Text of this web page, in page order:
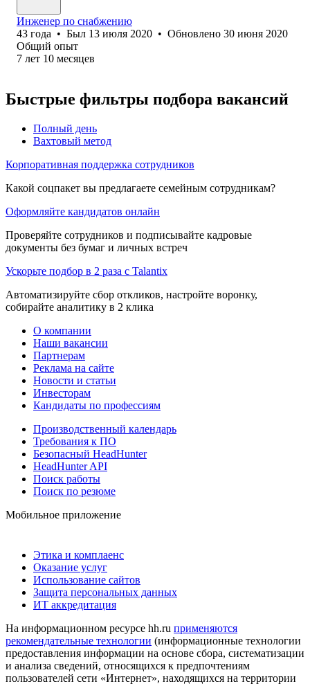
Инженер по снабжению
43 года • Был 13 июля 2020 • Обновлено 30 июня 2020
Общий опыт
7 лет 10 месяцев
Быстрые фильтры подбора вакансий
Полный день
Вахтовый метод
Корпоративная поддержка сотрудников
Какой соцпакет вы предлагаете семейным сотрудникам?
Оформляйте кандидатов онлайн
Проверяйте сотрудников и подписывайте кадровые
документы без бумаг и личных встреч
Ускорьте подбор в 2 раза с Talantix
Автоматизируйте сбор откликов, настройте воронку,
собирайте аналитику в 2 клика
О компании
Наши вакансии
Партнерам
Реклама на сайте
Новости и статьи
Инвесторам
Кандидаты по профессиям
Производственный календарь
Требования к ПО
Безопасный HeadHunter
HeadHunter API
Поиск работы
Поиск по резюме
Мобильное приложение
Этика и комплаенс
Оказание услуг
Использование сайтов
Защита персональных данных
ИТ аккредитация
На информационном ресурсе hh.ru применяются
рекомендательные технологии (информационные технологии
предоставления информации на основе сбора, систематизации
и анализа сведений, относящихся к предпочтениям
пользователей сети «Интернет», находящихся на территории